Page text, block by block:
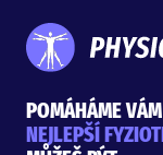
POMÁHÁME
NEJLEPŠÍ